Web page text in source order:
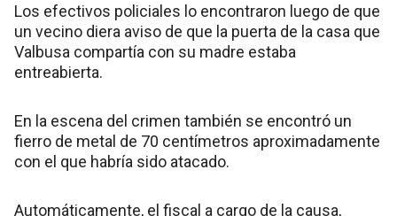
Los efectivos policiales lo encontraron luego de que
un vecino diera aviso de que la puerta de la casa que
Valbusa compartía con su madre estaba
entreabierta.
En la escena del crimen también se encontró un
fierro de metal de 70 centímetros aproximadamente
con el que habría sido atacado.
Automáticamente, el fiscal a cargo de la causa,